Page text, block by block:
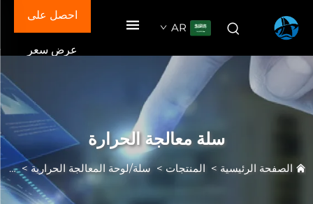
AR
احصل على
عرض سعر
سلة معالجة الحرارة
الصفحة الرئيسية > المنتجات > سلة/لوحة المعالجة الحرارية>